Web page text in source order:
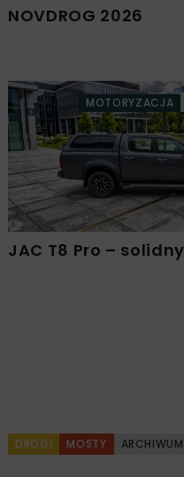
NOVDROG 2026
MOTORYZACJA
JAC T8 Pro –
DROGI MOSTY